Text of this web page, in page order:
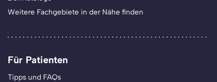
Weitere Fachgebiete in der Nähe finden
Für Patienten
Tipps und FAQs